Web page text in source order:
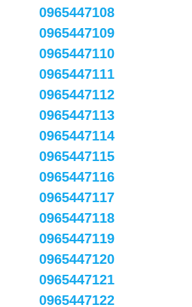
0965447108
0965447109
0965447110
0965447111
0965447112
0965447113
0965447114
0965447115
0965447116
0965447117
0965447118
0965447119
0965447120
0965447121
0965447122